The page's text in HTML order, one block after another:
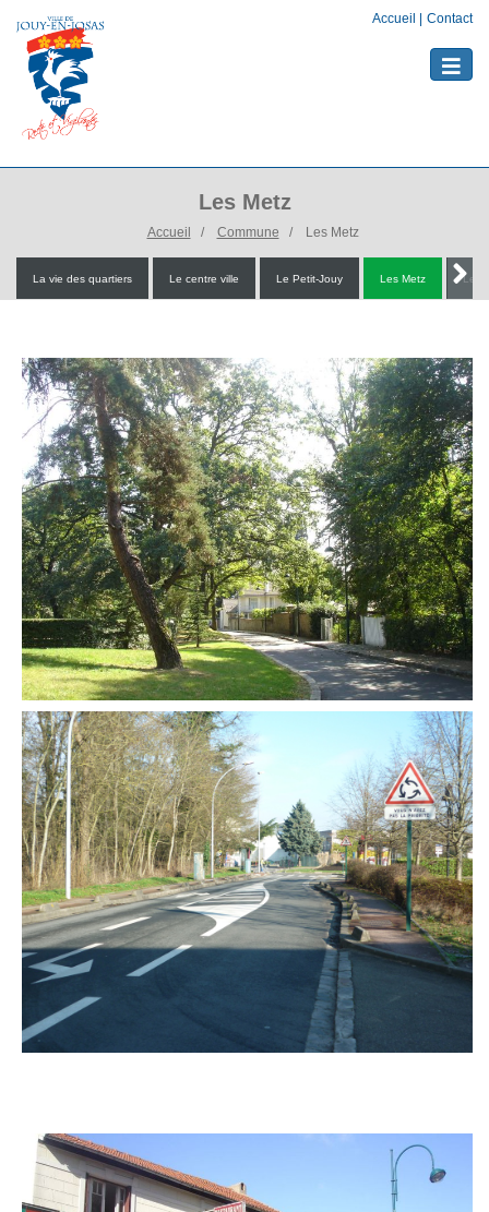
Accueil Contact
Toggle
Les Metz
Accueil Commune Les Metz
La vie des quartiers Le centre ville Le Petit-Jouy Les Metz Le